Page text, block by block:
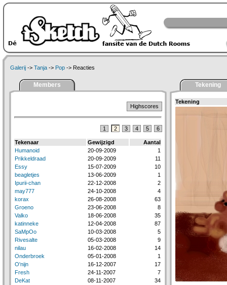
Galerij -> Tanja -> Pop -> Reacties
Members
Highscores
1 2 3 4 5 6
Tekenaar Gewijzigd
Aantal
Humanoid
20-09-2009
1
Prikkeldraad
20-09-2009
11
Essy
15-07-2009
10
beagletjes
13-06-2009
1
Ipurii-chan
22-12-2008
2
may777
24-10-2008
4
korax
26-08-2008
63
Groeno
23-06-2008
8
Valko
18-06-2008
35
katinneke
12-04-2008
87
SaMpOo
10-03-2008
5
Rivesalte
05-03-2008
9
nilau
16-02-2008
14
Onderbroek
05-01-2008
1
O'nijn
16-12-2007
17
Fresh
24-11-2007
7
DeKat
08-11-2007
34
Tekening
Tekening